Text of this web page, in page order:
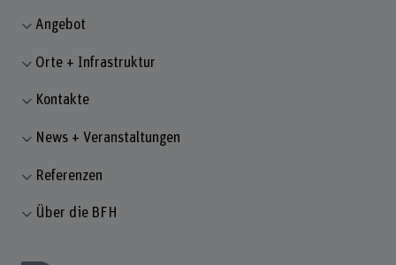
Angebot
Orte + Infrastruktur
Kontakte
News + Veranstaltungen
Referenzen
Über die BFH